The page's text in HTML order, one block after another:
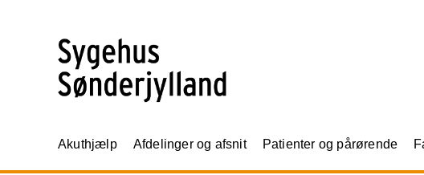
Akuthjælp Afdelinger og afsnit Patienter og pårørende